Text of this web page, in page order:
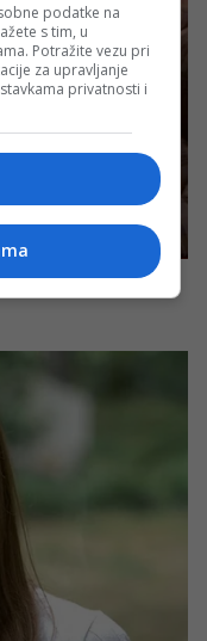
podatke na
s tim, u
Potražite vezu pri
za upravljanje
privatnosti i